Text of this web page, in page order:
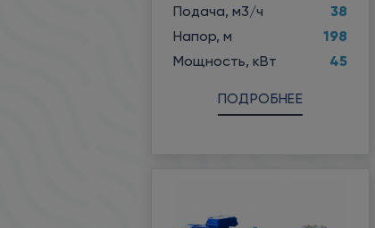
Подача, м3/ч
38
Напор, м
198
Мощность, кВт
45
ПОДРОБНЕЕ